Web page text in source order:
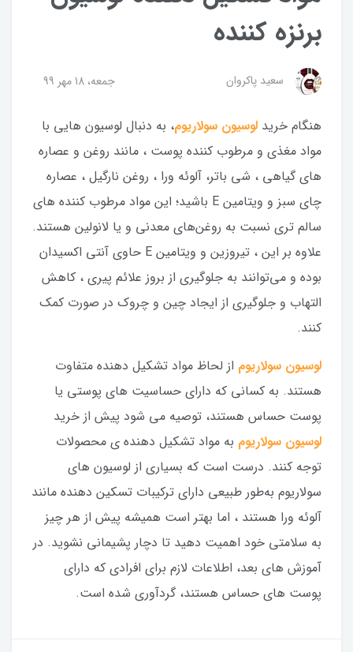
برنزه کننده
سعید پاکروان جمعه، 18 مهر 99
هنگام خرید لوسیون سولاریوم، به دنبال لوسیون هایی با
مواد مغذی و مرطوب کننده پوست ، مانند روغن و عصاره
های گیاهی ، شی باتر، آلوئه ورا ، روغن نارگیل ، عصاره
چای سبز و ویتامین E باشید؛ این مواد مرطوب کننده های
سالم تری نسبت به روغن‌های معدنی و یا لانولین هستند.
علاوه بر این ، تیروزین و ویتامین E حاوی آنتی اکسیدان
بوده و می‌توانند به جلوگیری از بروز علائم پیری ، کاهش
التهاب و جلوگیری از ایجاد چین و چروک در صورت کمک
کنند.
لوسیون سولاریوم از لحاظ مواد تشکیل دهنده متفاوت
هستند. به کسانی که دارای حساسیت های پوستی یا
پوست حساس هستند، توصیه می شود پیش از خرید
لوسیون سولاریوم به مواد تشکیل دهنده ی محصولات
توجه کنند. درست است که بسیاری از لوسیون های
سولاریوم به‌طور طبیعی دارای ترکیبات تسکین دهنده مانند
آلوئه ورا هستند ، اما بهتر است همیشه پیش از هر چیز
به سلامتی خود اهمیت دهید تا دچار پشیمانی نشوید. در
آموزش های بعد، اطلاعات لازم برای افرادی که دارای
پوست های حساس هستند، گردآوری شده است.